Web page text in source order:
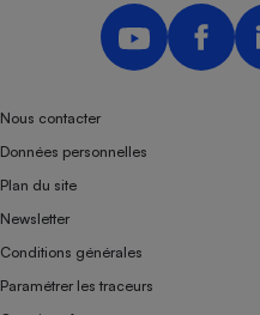
Nous contacter
Données personnelles
Plan du site
Newsletter
Conditions générales
Paramétrer les traceurs